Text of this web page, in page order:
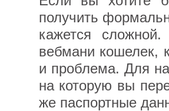
получить
кажется
вебмани кошелек,
и проблема. Для
на которую вы
же паспортные